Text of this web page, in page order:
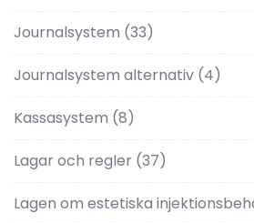
Journalsystem (33)
Journalsystem alternativ (4)
Kassasystem (8)
Lagar och regler (37)
Lagen om estetiska